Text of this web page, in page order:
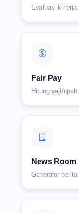
Evaluasi kinerja.
Fair Pay
Hitung gaji/upah.
News Room
Generator berita.